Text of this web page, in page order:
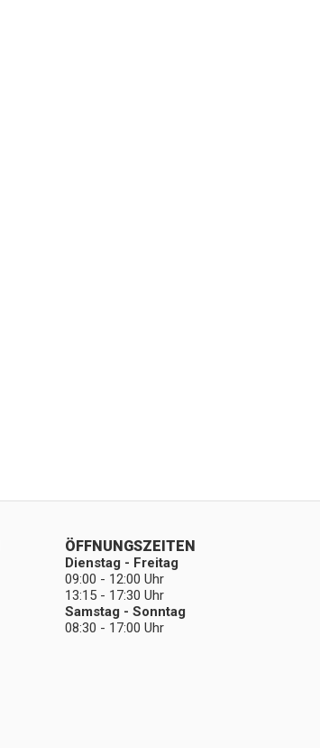
ÖFFNUNGSZEITEN
Dienstag - Freitag
09:00 - 12:00 Uhr
13:15 - 17:30 Uhr
Samstag - Sonntag
08:30 - 17:00 Uhr